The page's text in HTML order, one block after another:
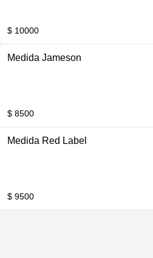
$ 10000
Medida Jameson
$ 8500
Medida Red Label
$ 9500